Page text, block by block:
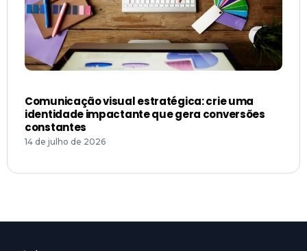
Comunicação visual estratégica: crie uma
identidade impactante que gera conversões
constantes
14 de julho de 2026